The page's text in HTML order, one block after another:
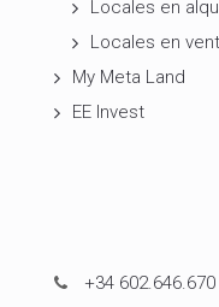
Locales en
Locales en
My Meta Land
EE Invest
+34 602.646.670